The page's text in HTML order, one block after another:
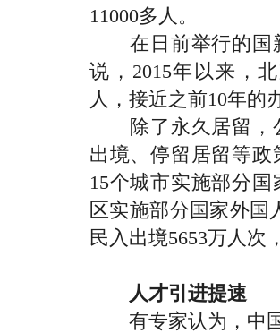
11000多人。
在日前举行的国
说，2015年以来，
人，接近之前10年的
除了永久居留，
出境、停留居留等
15个城市实施部分
区实施部分国家外
民入出境5653万人次
人才引进提速
有专家认为，中国